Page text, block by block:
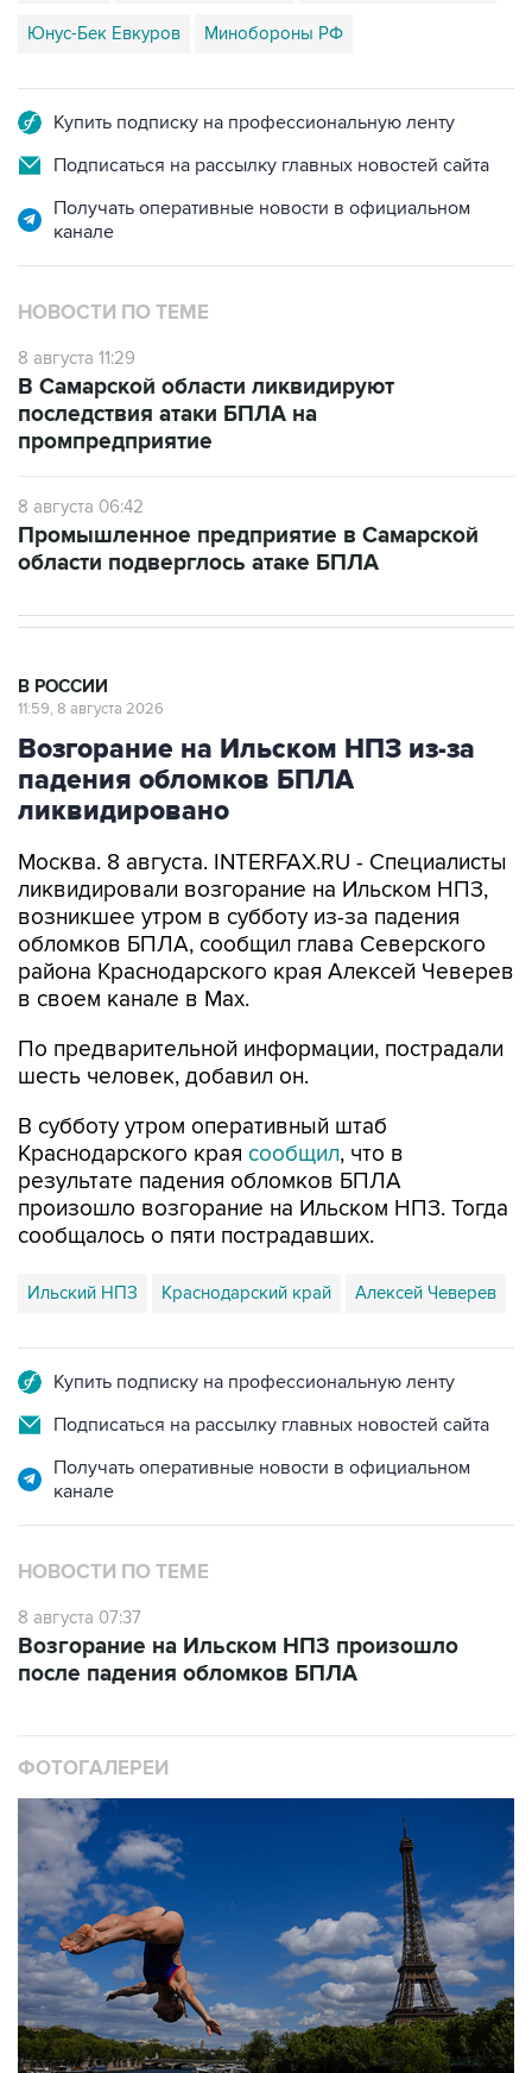
Юнус-Бек Евкуров Минобороны РФ
Купить подписку на профессиональную ленту
Подписаться на рассылку главных новостей сайта
Получать оперативные новости в официальном
канале
НОВОСТИ ПО ТЕМЕ
8 августа 11:29
В Самарской области ликвидируют
последствия атаки БПЛА на
промпредприятие
8 августа 06:42
Промышленное предприятие в Самарской
области подверглось атаке БПЛА
В РОССИИ
11:59, 8 августа 2026
Возгорание на Ильском НПЗ из-за
падения обломков БПЛА
ликвидировано
Москва. 8 августа. INTERFAX.RU - Специалисты
ликвидировали возгорание на Ильском НПЗ,
возникшее утром в субботу из-за падения
обломков БПЛА, сообщил глава Северского
района Краснодарского края Алексей Чеверев
в своем канале в Max.
По предварительной информации, пострадали
шесть человек, добавил он.
В субботу утром оперативный штаб
Краснодарского края сообщил, что в
результате падения обломков БПЛА
произошло возгорание на Ильском НПЗ. Тогда
сообщалось о пяти пострадавших.
Ильский НПЗ Краснодарский край Алексей Чеверев
Купить подписку на профессиональную ленту
Подписаться на рассылку главных новостей сайта
Получать оперативные новости в официальном
канале
НОВОСТИ ПО ТЕМЕ
8 августа 07:37
Возгорание на Ильском НПЗ произошло
после падения обломков БПЛА
ФОТОГАЛЕРЕИ